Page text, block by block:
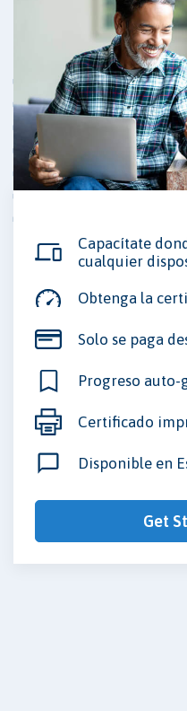
Capacítate
cualquier
Obtenga la
Solo se paga
Progreso auto-
Certificado
Disponible en
Get